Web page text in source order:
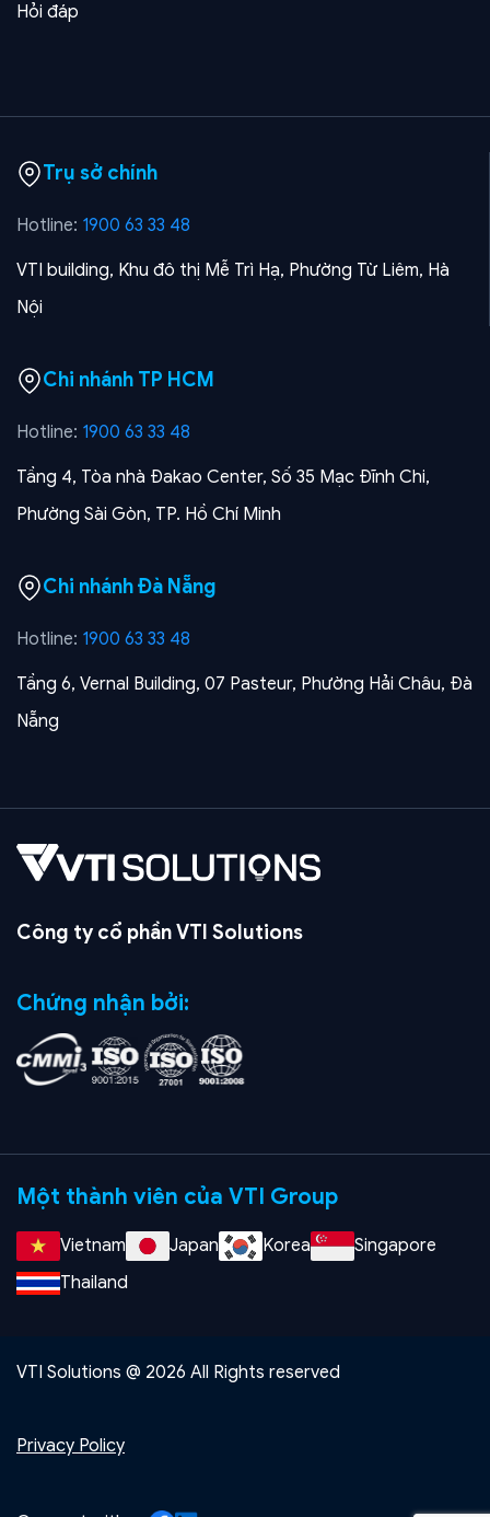
Hỏi đáp
Trụ sở chính
Hotline: 1900 63 33 48
VTI building, Khu đô thị Mễ Trì Hạ, Phường Từ Liêm, Hà
Nội
Chi nhánh TP HCM
Hotline: 1900 63 33 48
Tầng 4, Tòa nhà Đakao Center, Số 35 Mạc Đĩnh Chi,
Phường Sài Gòn, TP. Hồ Chí Minh
Chi nhánh Đà Nẵng
Hotline: 1900 63 33 48
Tầng 6, Vernal Building, 07 Pasteur, Phường Hải Châu, Đà
Nẵng
Công ty cổ phần VTI Solutions
Chứng nhận bởi:
Một thành viên của VTI Group
Vietnam Japan Korea
Singapore
Thailand
VTI Solutions @ 2026 All Rights reserved
Privacy Policy